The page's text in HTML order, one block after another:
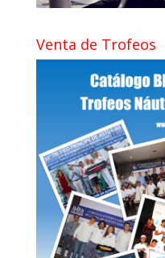
Venta de Trofeos